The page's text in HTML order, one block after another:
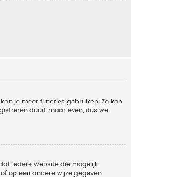
je meer functies gebruiken. Zo kan
duurt maar even, dus we
iedere website die mogelijk
op een andere wijze gegeven